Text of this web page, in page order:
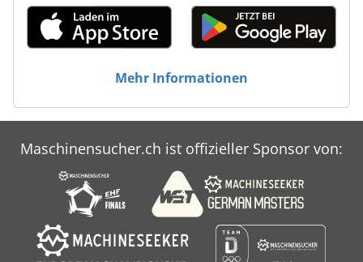
Mehr Informationen
Maschinensucher.ch ist offizieller Sponsor von: